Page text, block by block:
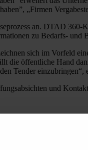
„Firmen
an. DTAD
zu Bedarfs- und
sich im Vorfeld
die öffentliche Hand
Tender
und
mitgearbeitet werden
zu Projekten, die in